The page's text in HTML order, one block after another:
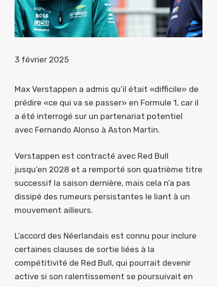
3 février 2025
Max Verstappen a admis qu’il était «difficile» de
prédire «ce qui va se passer» en Formule 1, car il
a été interrogé sur un partenariat potentiel
avec Fernando Alonso à Aston Martin.
Verstappen est contracté avec Red Bull
jusqu’en 2028 et a remporté son quatrième titre
successif la saison dernière, mais cela n’a pas
dissipé des rumeurs persistantes le liant à un
mouvement ailleurs.
L’accord des Néerlandais est connu pour inclure
certaines clauses de sortie liées à la
compétitivité de Red Bull, qui pourrait devenir
active si son ralentissement se poursuivait en